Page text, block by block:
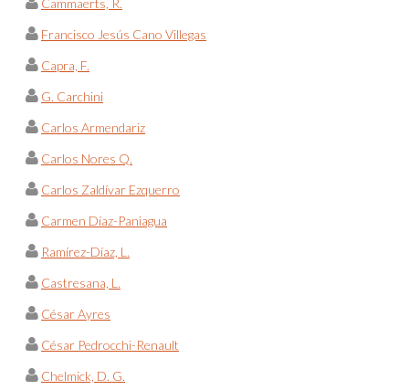
Cammaerts, R.
Francisco Jesús Cano Villegas
Capra, F.
G. Carchini
Carlos Armendariz
Carlos Nores Q.
Carlos Zaldívar Ezquerro
Carmen Díaz-Paniagua
Ramírez-Díaz, L.
Castresana, L.
César Ayres
César Pedrocchi-Renault
Chelmick, D. G.